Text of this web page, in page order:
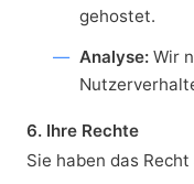
gehostet.
Analyse: Wir
6. Ihre Rechte
Sie haben das Recht